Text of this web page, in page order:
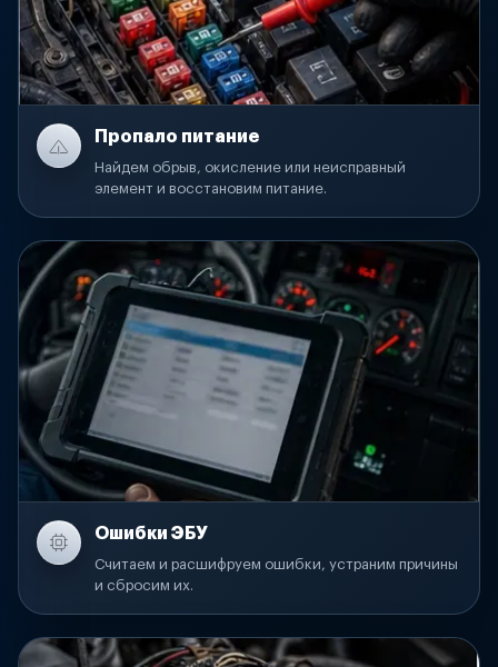
Пропало питание
Найдем обрыв, окисление или неисправный
элемент и восстановим питание.
Ошибки ЭБУ
Считаем и расшифруем ошибки, устраним причины
и сбросим их.